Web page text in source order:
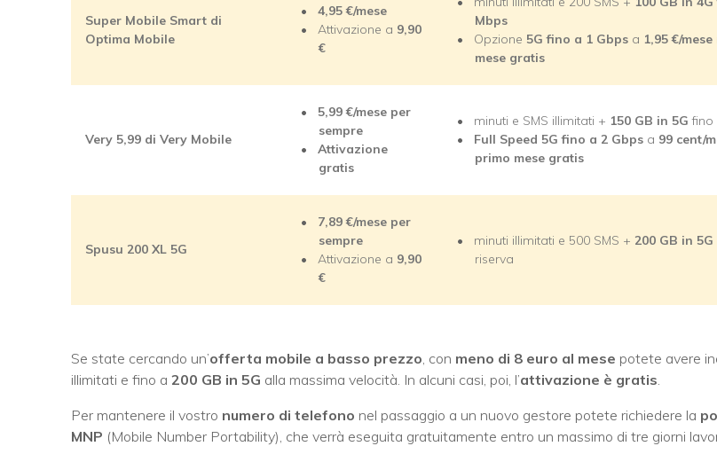
Super Mobile Smart di
Optima Mobile
4,95 €/mese
Attivazione a 9,90
€
Mbps
Opzione 5G fino a 1 Gbps a 1,95 €/mese
mese gratis
Very 5,99 di Very Mobile
5,99 €/mese per
sempre
Attivazione
gratis
minuti e SMS illimitati + 150 GB in 5Gfino
Full Speed 5G fino a 2 Gbps a 99 cent/
primo mese gratis
Spusu 200 XL 5G
7,89 €/mese per
sempre
Attivazione a 9,90
€
minuti illimitati e 500 SMS + 200 GB in 5G
riserva
Se state cercando un’offerta mobile a basso prezzo , con meno di 8 euro al mese potete avere
illimitati e fino a 200 GB in 5G alla massima velocità. In alcuni casi, poi, l’attivazione è gratis
Per mantenere il vostro numero di telefono nel passaggio a un nuovo gestore potete richiedere la
MNP (Mobile Number Portability), che verrà eseguita gratuitamente entro un massimo di tre giorni